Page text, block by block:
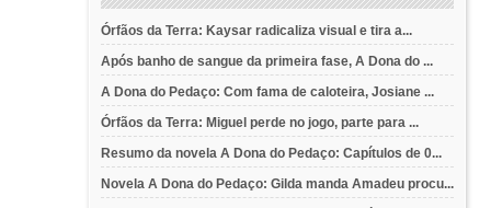
Órfãos da Terra: Kaysar radicaliza visual e tira a...
Após banho de sangue da primeira fase, A Dona do ...
A Dona do Pedaço: Com fama de caloteira, Josiane ...
Órfãos da Terra: Miguel perde no jogo, parte para ...
Resumo da novela A Dona do Pedaço: Capítulos de 0...
Novela A Dona do Pedaço: Gilda manda Amadeu procu...